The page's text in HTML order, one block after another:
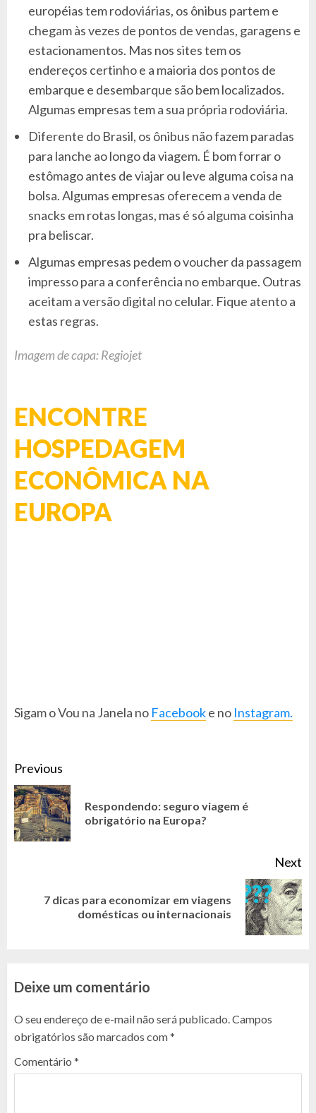
européias tem rodoviárias, os ônibus partem e
chegam às vezes de pontos de vendas, garagens e
estacionamentos. Mas nos sites tem os
endereços certinho e a maioria dos pontos de
embarque e desembarque são bem localizados.
Algumas empresas tem a sua própria rodoviária.
Diferente do Brasil, os ônibus não fazem paradas
para lanche ao longo da viagem. É bom forrar o
estômago antes de viajar ou leve alguma coisa na
bolsa. Algumas empresas oferecem a venda de
snacks em rotas longas, mas é só alguma coisinha
pra beliscar.
Algumas empresas pedem o voucher da passagem
impresso para a conferência no embarque. Outras
aceitam a versão digital no celular. Fique atento a
estas regras.
Imagem de capa: Regiojet
ENCONTRE
HOSPEDAGEM
ECONÔMICA NA
EUROPA
Sigam o Vou na Janela no Facebooke no Instagram.
CONTINUE
READING
Previous
Respondendo: seguro viagem é
obrigatório na Europa?
Next
7 dicas para economizar em viagens
domésticas ou internacionais
Deixe um comentário
O seu endereço de e-mail não será publicado. Campos
obrigatórios são marcados com*
Comentário *